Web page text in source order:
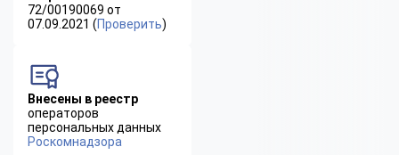
72/00190069 от
07.09.2021 (Проверить)
Внесены в реестр
операторов
персональных данных
Роскомнадзора